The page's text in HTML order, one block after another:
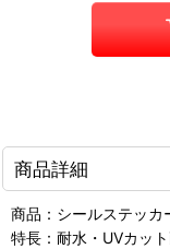
商品詳細
商品：シールステッカ
特長：耐水・UVカッ